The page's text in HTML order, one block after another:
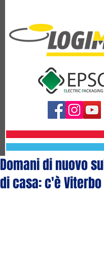
Domani di nuovo
di casa: c'è Viterbo